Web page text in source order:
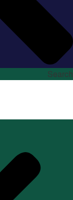
Search